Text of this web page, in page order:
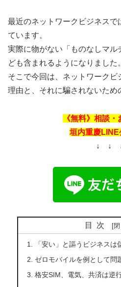
最近のネットワークビジネスで
ています。
実際に物がない「ものなしマル
ども含まれるようになりました。
そこで今回は、ネットワーク
理由と、それに騙されないため
《無料》相談
垣内重慶LINE
↓ ↓
目次
「安い」と謳うビジネスは
ゼロモバイルを例として問
格安SIM、電気、共済は逆